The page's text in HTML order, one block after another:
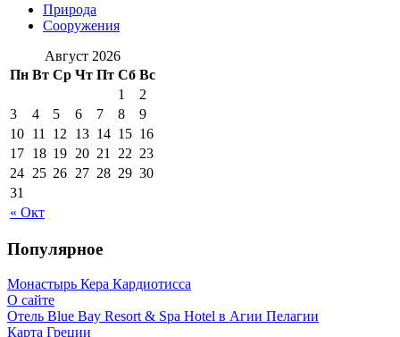
Природа
Сооружения
Август 2026
Пн Вт Ср Чт Пт Сб Вс
« Окт
1
2
3
4 5 6 7 8
9
10 11 12 13 14 15 16
17 18 19 20 21 22 23
24 25 26 27 28 29 30
31
Популярное
Монастырь Кера Кардиотисса
О сайте
Отель Blue Bay Resort & Spa Hotel в Агии Пелагии
Карта Греции